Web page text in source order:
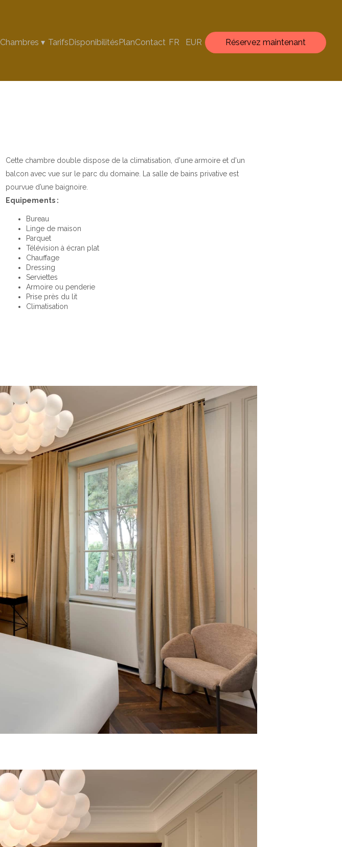
Chambres ▾ TarifsDisponibilitésPlanContact FR EUR Réservez maintenant
Cette chambre double dispose de la climatisation, d'une armoire et d'un
balcon avec vue sur le parc du domaine. La salle de bains privative est
pourvue d’une baignoire.
Equipements :
Bureau
Linge de maison
Parquet
Télévision à écran plat
Chauffage
Dressing
Serviettes
Armoire ou penderie
Prise près du lit
Climatisation